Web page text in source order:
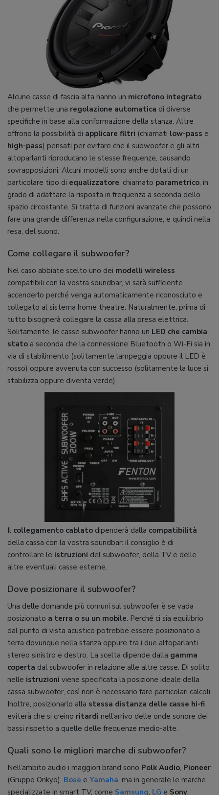
Alcune casse di fascia alta hanno un microfono integrato
che permette una regolazione automatica di diverse
specifiche in base alla conformazione della stanza. Altre
offrono la possibilità di applicare filtri (chiamati low-pass e
high-pass) pensati per evitare che il subwoofer e gli altri
altoparlanti riproducano le stesse frequenze, causando
sovrapposizioni. Alcuni modelli sono anche dotati di un
particolare tipo di equalizzatore, chiamato parametrico, in
grado di adattare la risposta in frequenza a seconda dello
spazio circostante. Si tratta di funzioni avanzate che possono
fare una grande differenza nella configurazione, e quindi nella
resa, del suono.
Come collegare il subwoofer?
Nel caso abbiate scelto uno dei modelli wireless
compatibili con la vostra soundbar, vi sarà sufficiente
accenderlo perché venga automaticamente riconosciuto e
collegato al sistema home theatre. Naturalmente, prima di
tutto bisognerà collegare la cassa alla presa elettrica.
Solitamente, le casse subwoofer hanno un LED che cambia
stato a seconda che la connessione Bluetooth o Wi-Fi sia in
via di stabilimento (solitamente lampeggia oppure il LED è
rosso) oppure avvenuta con successo (solitamente la luce si
stabilizza oppure diventa verde).
Il collegamento cablato dipenderà dalla compatibilità
della cassa con la vostra soundbar: il consiglio è di
controllare le istruzioni del subwoofer, della TV e delle
altre eventuali casse esterne.
Dove posizionare il subwoofer?
Una delle domande più comuni sul subwoofer è se vada
posizionato a terra o su un mobile. Perché ci sia equilibrio
dal punto di vista acustico potrebbe essere posizionato a
terra dovunque nella stanza oppure tra i due altoparlanti
stereo sinistro e destro. La scelta dipende dalla gamma
coperta dal subwoofer in relazione alle altre casse. Di solito
nelle istruzioni viene specificata la posizione ideale della
cassa subwoofer, così non è necessario fare particolari calcoli.
Inoltre, posizionarlo alla stessa distanza delle casse hi-fi
eviterà che si creino ritardi nell’arrivo delle onde sonore dei
bassi rispetto a quelle delle frequenze medio-alte.
Quali sono le migliori marche di subwoofer?
Nell’ambito audio i maggiori brand sono Polk Audio, Pioneer
(Gruppo Onkyo), Bose e Yamaha, ma in generale le marche
specializzate in smart TV, come Samsung, LG e Sony,